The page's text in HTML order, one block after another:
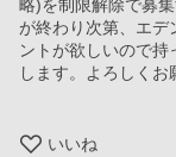
略)を制限解除で募
が終わり次第、エデ
ントが欲しいので
します。よろしくお
いいね